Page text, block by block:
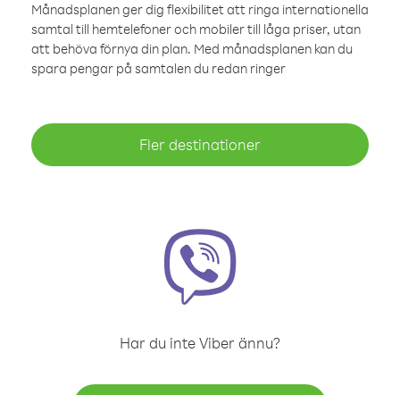
Månadsplanen ger dig flexibilitet att ringa internationella
samtal till hemtelefoner och mobiler till låga priser, utan
att behöva förnya din plan. Med månadsplanen kan du
spara pengar på samtalen du redan ringer
Fler destinationer
Har du inte Viber ännu?